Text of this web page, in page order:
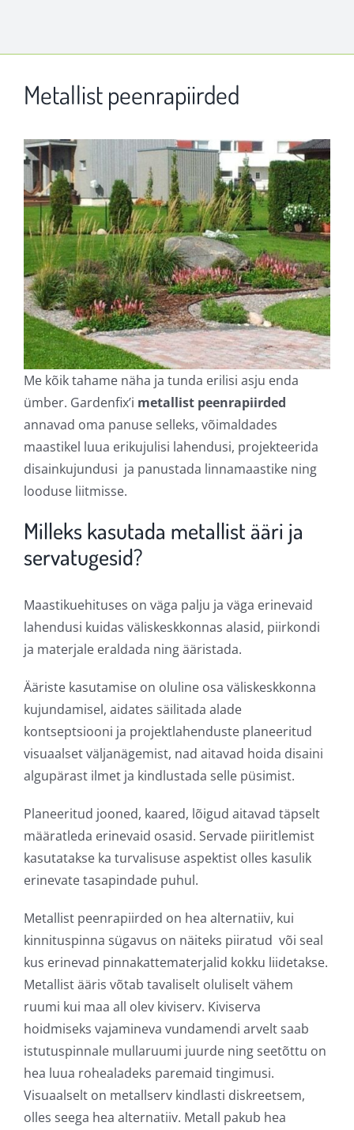
Metallist peenrapiirded
Me kõik tahame näha ja tunda erilisi asju enda
ümber. Gardenfix’i metallist peenrapiirded
annavad oma panuse selleks, võimaldades
maastikel luua erikujulisi lahendusi, projekteerida
disainkujundusi ja panustada linnamaastike ning
looduse liitmisse.
Milleks kasutada metallist ääri ja
servatugesid?
Maastikuehituses on väga palju ja väga erinevaid
lahendusi kuidas väliskeskkonnas alasid, piirkondi
ja materjale eraldada ning ääristada.
Ääriste kasutamise on oluline osa väliskeskkonna
kujundamisel, aidates säilitada alade
kontseptsiooni ja projektlahenduste planeeritud
visuaalset väljanägemist, nad aitavad hoida disaini
algupärast ilmet ja kindlustada selle püsimist.
Planeeritud jooned, kaared, lõigud aitavad täpselt
määratleda erinevaid osasid. Servade piiritlemist
kasutatakse ka turvalisuse aspektist olles kasulik
erinevate tasapindade puhul.
Metallist peenrapiirded on hea alternatiiv, kui
kinnituspinna sügavus on näiteks piiratud või seal
kus erinevad pinnakattematerjalid kokku liidetakse.
Metallist ääris võtab tavaliselt oluliselt vähem
ruumi kui maa all olev kiviserv. Kiviserva
hoidmiseks vajamineva vundamendi arvelt saab
istutuspinnale mullaruumi juurde ning seetõttu on
hea luua rohealadeks paremaid tingimusi.
Visuaalselt on metallserv kindlasti diskreetsem,
olles seega hea alternatiiv. Metall pakub hea